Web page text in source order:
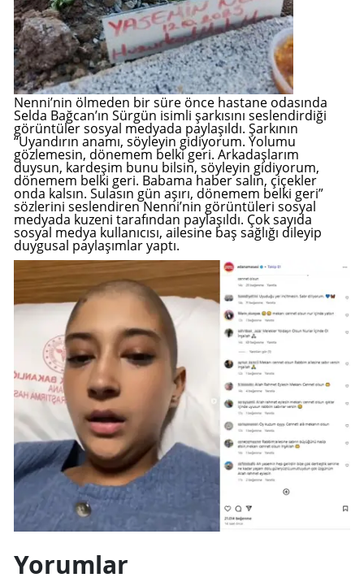
Kars
Kastamonu
Kayseri
Kırklareli
Kırşehir
Kocaeli
Konya
Malatya
Manisa
Kahramanmaraş
Mardin
Muğla
Muş
Nevşehir
Niğde
Nenni’nin ölmeden bir süre önce hastane odasında
Selda Bağcan’ın Sürgün isimli şarkısını seslendirdiği
görüntüler sosyal medyada paylaşıldı. Şarkının
“Uyandırın anamı, söyleyin gidiyorum. Yolumu
gözlemesin, dönemem belki geri. Arkadaşlarım
duysun, kardeşim bunu bilsin, söyleyin gidiyorum,
dönemem belki geri. Babama haber salın, çiçekler
onda kalsın. Sulasın gün aşırı, dönemem belki geri”
sözlerini seslendiren Nenni’nin görüntüleri sosyal
medyada kuzeni tarafından paylaşıldı. Çok sayıda
sosyal medya kullanıcısı, ailesine baş sağlığı dileyip
duygusal paylaşımlar yaptı.
Yorumlar